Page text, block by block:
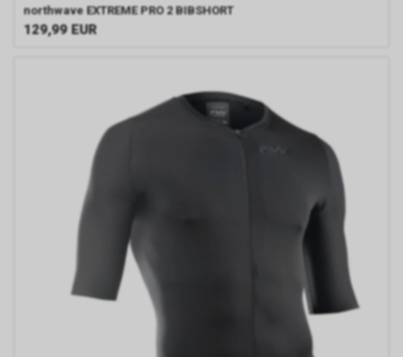
northwave EXTREME PRO 2 BIBSHORT
129,99 EUR